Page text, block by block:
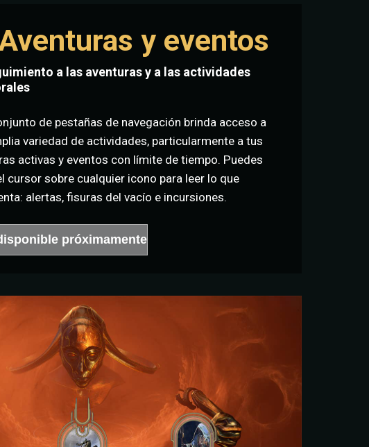
y eventos
a las aventuras y a las actividades
de pestañas de navegación brinda acceso a
variedad de actividades, particularmente a tus
activas y eventos con límite de tiempo. Puedes
cursor sobre cualquier icono para leer lo que
alertas, fisuras del vacío e incursiones.
próximamente